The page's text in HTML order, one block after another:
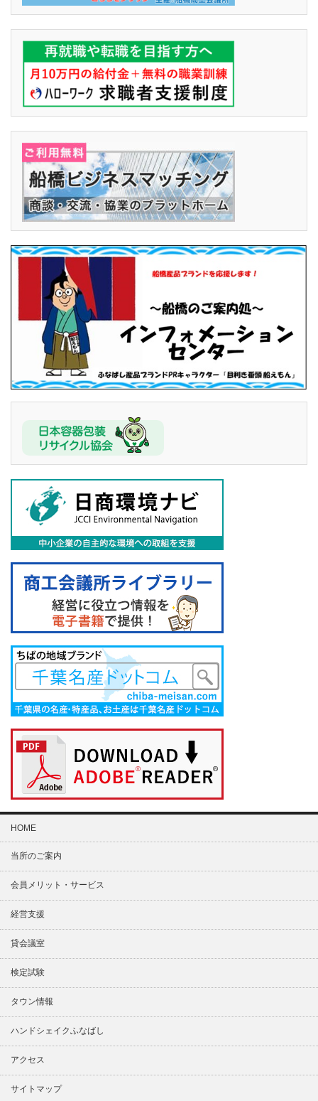
HOME
当所のご案内
会員メリット・サービス
経営支援
貸会議室
検定試験
タウン情報
ハンドシェイクふなばし
アクセス
サイトマップ